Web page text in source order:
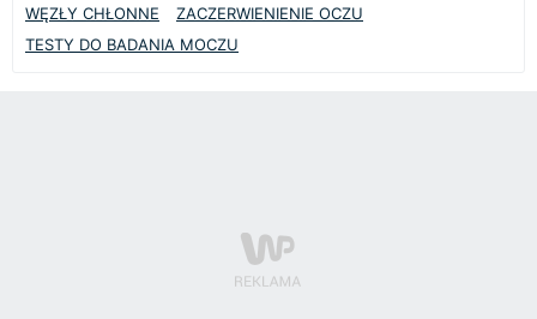
WĘZŁY CHŁONNE
ZACZERWIENIENIE OCZU
TESTY DO BADANIA MOCZU